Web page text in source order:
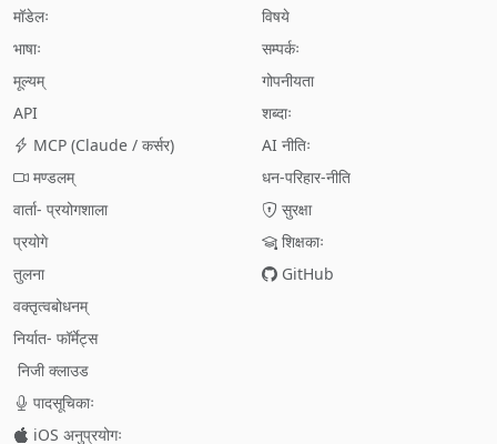
मॉडेलः
भाषाः
मूल्यम्
API
MCP (Claude / कर्सर)
मण्डलम्
वार्ता- प्रयोगशाला
प्रयोगे
तुलना
वक्तृत्वबोधनम्
निर्यात- फॉर्मेट्स
निजी क्लाउड
पादसूचिकाः
iOS अनुप्रयोगः
विषये
सम्पर्कः
गोपनीयता
शब्दाः
AI नीतिः
धन-परिहार-नीति
सुरक्षा
शिक्षकाः
GitHub